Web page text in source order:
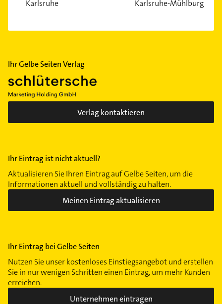
Karlsruhe
Karlsruhe-Mühlburg
Ihr Gelbe Seiten Verlag
Verlag kontaktieren
Ihr Eintrag ist nicht aktuell?
Aktualisieren Sie Ihren Eintrag auf Gelbe Seiten, um die
Informationen aktuell und vollständig zu halten.
Meinen Eintrag aktualisieren
Ihr Eintrag bei Gelbe Seiten
Nutzen Sie unser kostenloses Einstiegsangebot und erstellen
Sie in nur wenigen Schritten einen Eintrag, um mehr Kunden
erreichen.
Unternehmen eintragen